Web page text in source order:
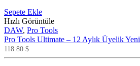
Sepete Ekle
Hızlı Görüntüle
DAW, Pro Tools
Pro Tools Ultimate – 12 Aylık Üyelik
118.80 $